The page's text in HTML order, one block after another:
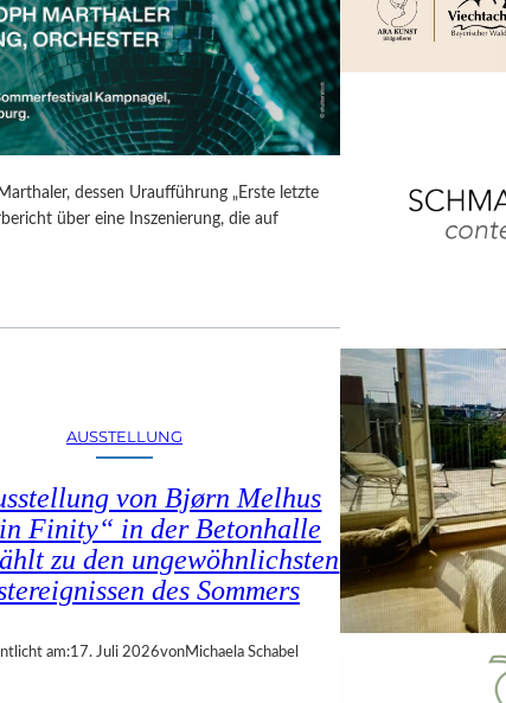
dessen Uraufführung „Erste letzte
über eine Inszenierung, die auf
AUSSTELLUNG
von Bjørn Melhus
Finity“ in der Betonhalle
zu den ungewöhnlichsten
des Sommers
am:17. Juli 2026vonMichaela Schabel